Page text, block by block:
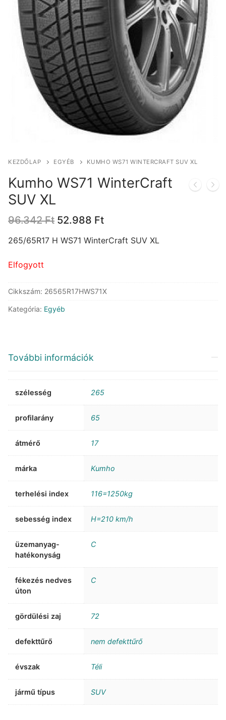
KEZDŐLAP EGYÉB KUMHO WS71 WINTERCRAFT SUV XL
Kumho WS71 WinterCraft
SUV XL
96.342Ft Original
was:
52.988 FtCurrent
is:
265/65R17 H WS71 WinterCraft SUV XL
Elfogyott
Cikkszám: 26565R17HWS71X
Kategória: Egyéb
További információk
szélesség 265
profilarány 65
átmérő 17
márka Kumho
terhelési index 116=1250kg
sebesség index H=210 km/h
üzemanyag-
hatékonyság
C
fékezés nedves
úton
C
gördülési zaj 72
defekttűrő nem defekttűrő
évszak Téli
jármű típus SUV